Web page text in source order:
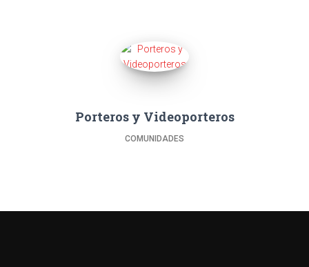
Porteros y Videoporteros
COMUNIDADES